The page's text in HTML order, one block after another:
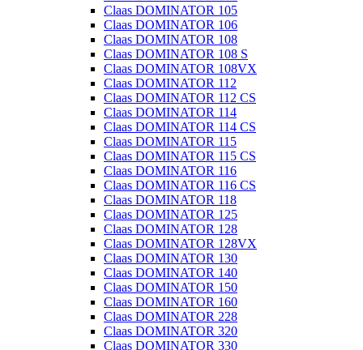
Claas DOMINATOR 105
Claas DOMINATOR 106
Claas DOMINATOR 108
Claas DOMINATOR 108 S
Claas DOMINATOR 108VX
Claas DOMINATOR 112
Claas DOMINATOR 112 CS
Claas DOMINATOR 114
Claas DOMINATOR 114 CS
Claas DOMINATOR 115
Claas DOMINATOR 115 CS
Claas DOMINATOR 116
Claas DOMINATOR 116 CS
Claas DOMINATOR 118
Claas DOMINATOR 125
Claas DOMINATOR 128
Claas DOMINATOR 128VX
Claas DOMINATOR 130
Claas DOMINATOR 140
Claas DOMINATOR 150
Claas DOMINATOR 160
Claas DOMINATOR 228
Claas DOMINATOR 320
Claas DOMINATOR 330